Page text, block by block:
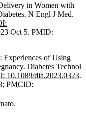
in Women with
N Engl J Med.
Oct 5. PMID:
Experiences of Using
Diabetes Technol
10.1089/dia.2023.0323.
PMCID: